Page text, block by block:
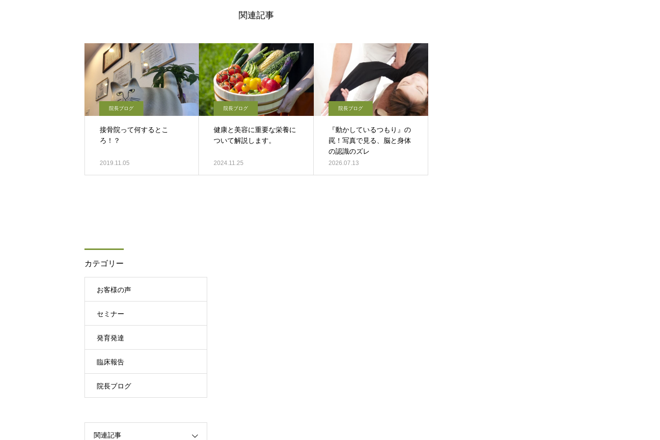
関連記事
院長ブログ
接骨院って何するとこ
ろ！？
2019.11.05
院長ブログ
健康と美容に重要な栄養に
ついて解説します。
2024.11.25
院長ブログ
『動かしているつもり』の
罠！写真で見る、脳と身体
の認識のズレ
2026.07.13
カテゴリー
お客様の声
セミナー
発育発達
臨床報告
院長ブログ
関連記事